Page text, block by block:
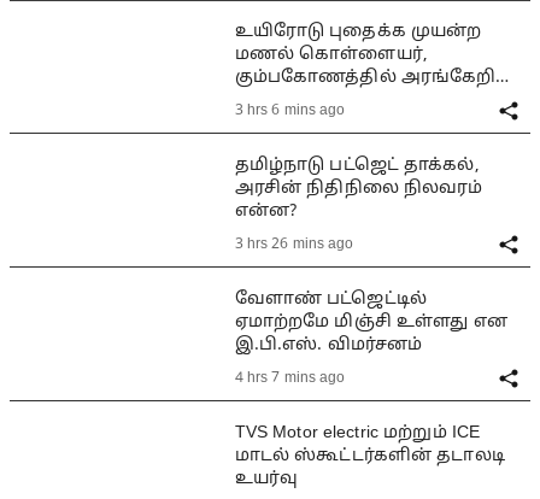
உயிரோடு புதைக்க முயன்ற
மணல் கொள்ளையர்,
கும்பகோணத்தில் அரங்கேறிய
பயங்கரம்
3 hrs 6 mins ago
தமிழ்நாடு பட்ஜெட் தாக்கல்,
அரசின் நிதிநிலை நிலவரம்
என்ன?
3 hrs 26 mins ago
வேளாண் பட்ஜெட்டில்
ஏமாற்றமே மிஞ்சி உள்ளது என
இ.பி.எஸ். விமர்சனம்
4 hrs 7 mins ago
TVS Motor electric மற்றும் ICE
மாடல் ஸ்கூட்டர்களின் தடாலடி
உயர்வு